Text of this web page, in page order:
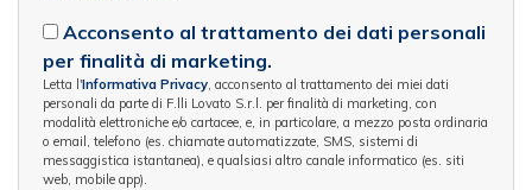
Acconsento al trattamento dei dati personali
per finalità di marketing.
Letta l'Informativa Privacy, acconsento al trattamento dei miei dati
personali da parte di F.lli Lovato S.r.l. per finalità di marketing, con
modalità elettroniche e/o cartacee, e, in particolare, a mezzo posta ordinaria
o email, telefono (es. chiamate automatizzate, SMS, sistemi di
messaggistica istantanea), e qualsiasi altro canale informatico (es. siti
web, mobile app).